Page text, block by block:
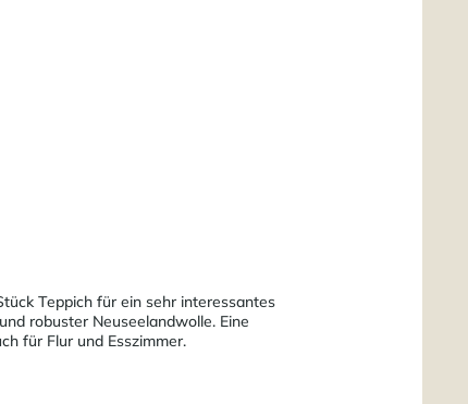
Teppich für ein sehr interessantes
robuster Neuseelandwolle. Eine
für Flur und Esszimmer.